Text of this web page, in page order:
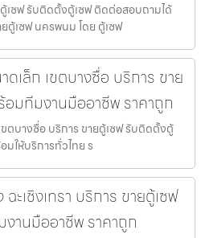
เซฟ รับติดตั้งตู้เซฟ ติดต่อสอบถามได้
ตู้เซฟ นครพนม โดย ตู้เซฟ
เล็ก เขตบางซื่อ บริการ ขาย
มทีมงานมืออาชีพ ราคาถูก
ตบางซื่อ บริการ ขายตู้เซฟ รับติดตั้งตู้
ให้บริการทั่วไทย ร
ะเชิงเทรา บริการ ขายตู้เซฟ
านมืออาชีพ ราคาถูก